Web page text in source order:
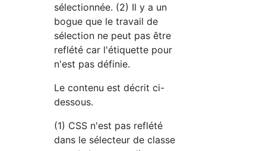
sélectionnée. (2) Il y a un
bogue que le travail de
sélection ne peut pas être
reflété car l'étiquette pour
n'est pas définie.
Le contenu est décrit ci-
dessous.
(1) CSS n'est pas reflété
dans le sélecteur de classe